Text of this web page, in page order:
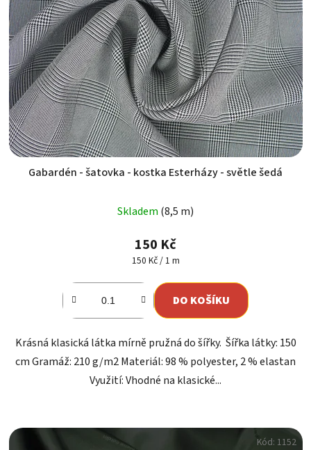
Gabardén - šatovka - kostka Esterházy - světle šedá
Skladem (8,5 m)
150 Kč
Měrná
150 Kč / 1 m
DO KOŠÍKU
Krásná klasická látka mírně pružná do šířky. Šířka látky: 150
cm Gramáž: 210 g/m2 Materiál: 98 % polyester, 2 % elastan
Využití: Vhodné na klasické...
Kód: 1152